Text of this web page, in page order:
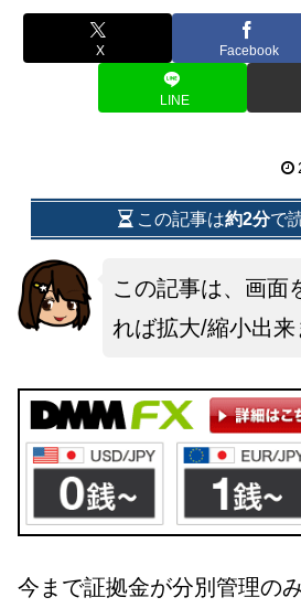
X Facebook
LINE
この記事は約2分で
この記事は、画面
れば拡大/縮小出来
今まで証拠金が分別管理の